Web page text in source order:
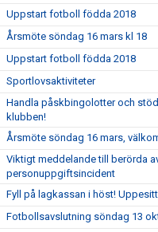
Uppstart fotboll födda 2018
Årsmöte söndag 16 mars kl 18
Uppstart fotboll födda 2018
Sportlovsaktiviteter
Handla påskbingolotter och
klubben!
Årsmöte söndag 16 mars,
Viktigt meddelande till berörda
personuppgiftsincident
Fyll på lagkassan i höst!
Fotbollsavslutning söndag 13